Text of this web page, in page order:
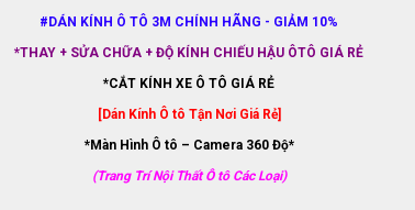
#DÁN KÍNH Ô TÔ 3M CHÍNH HÃNG - GIẢM 10%
*THAY + SỬA CHỮA + ĐỘ KÍNH CHIẾU HẬU ÔTÔ GIÁ RẺ
*CẮT KÍNH XE Ô TÔ GIÁ RẺ
[Dán Kính Ô tô Tận Nơi Giá Rẻ]
*Màn Hình Ô tô – Camera 360 Độ*
(Trang Trí Nội Thất Ô tô Các Loại)